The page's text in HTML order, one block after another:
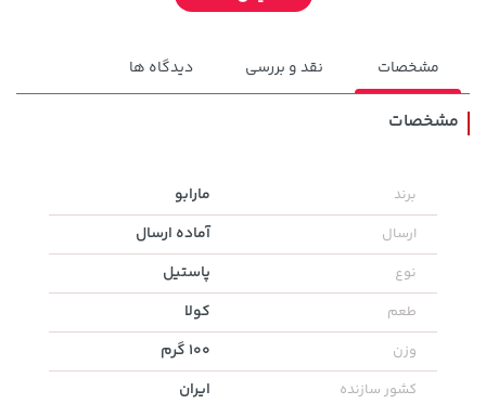
18,580,000 تومان
238,000 تومان
289,900
مشخصات نقد و بررسی دیدگاه ها
مشخصات
برند مارابو
ارسال آماده ارسال
نوع پاستیل
طعم کولا
وزن 100 گرم
کشور سازنده ایران